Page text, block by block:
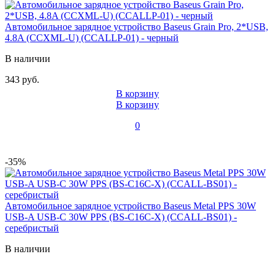
Автомобильное зарядное устройство Baseus Grain Pro, 2*USB,
4.8A (CCXML-U) (CCALLP-01) - черный
В наличии
343 руб.
В корзину
В корзину
0
-35%
Автомобильное зарядное устройство Baseus Metal PPS 30W
USB-A USB-C 30W PPS (BS-C16C-X) (CCALL-BS01) -
серебристый
В наличии